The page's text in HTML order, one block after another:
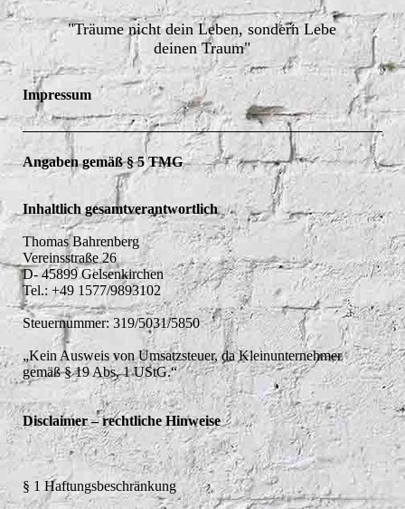
"Träume nicht dein Leben, sondern Lebe
deinen Traum"
Impressum
Angaben gemäß § 5 TMG
Inhaltlich gesamtverantwortlich
Thomas Bahrenberg
Vereinsstraße 26
D- 45899 Gelsenkirchen
Tel.: +49 1577/9893102
Steuernummer: 319/5031/5850
„Kein Ausweis von Umsatzsteuer, da Kleinunternehmer
gemäß § 19 Abs. 1 UStG.“
Disclaimer – rechtliche Hinweise
§ 1 Haftungsbeschränkung